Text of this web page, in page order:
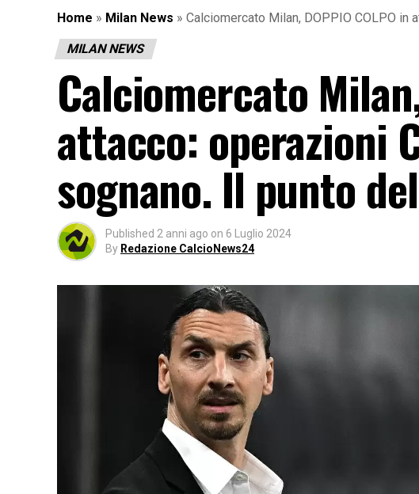
Home » Milan News » Calciomercato Milan, DOPPIO COLPO
MILAN NEWS
Calciomercato
attacco: operazioni
sognano. Il punto
Published 2 anni ago on 6 Luglio 2024
By Redazione CalcioNews24